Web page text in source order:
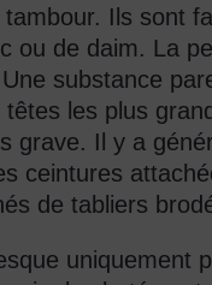
Ils sont
ou de daim. La
substance
les plus
grave. Il y a
ceintures
de tabliers
uniquement